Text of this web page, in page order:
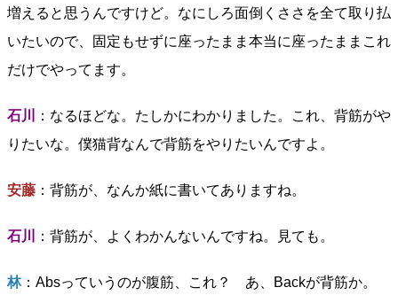
増えると思うんですけど。なにしろ面倒くささを全て取り払
いたいので、固定もせずに座ったまま本当に座ったままこれ
だけでやってます。
石川
：なるほどな。たしかにわかりました。これ、背筋がや
りたいな。僕猫背なんで背筋をやりたいんですよ。
安藤 ：背筋が、なんか紙に書いてありますね。
石川 ：背筋が、よくわかんないんですね。見ても。
林：Absっていうのが腹筋、これ？ あ、Backが背筋か。